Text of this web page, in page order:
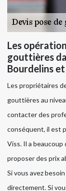
Les
gouttières
Bourdelins
Les propriétaires
gouttières au
contacter des
conséquent, il est
Viss. Il a
proposer des prix
Si vous avez
directement. Si